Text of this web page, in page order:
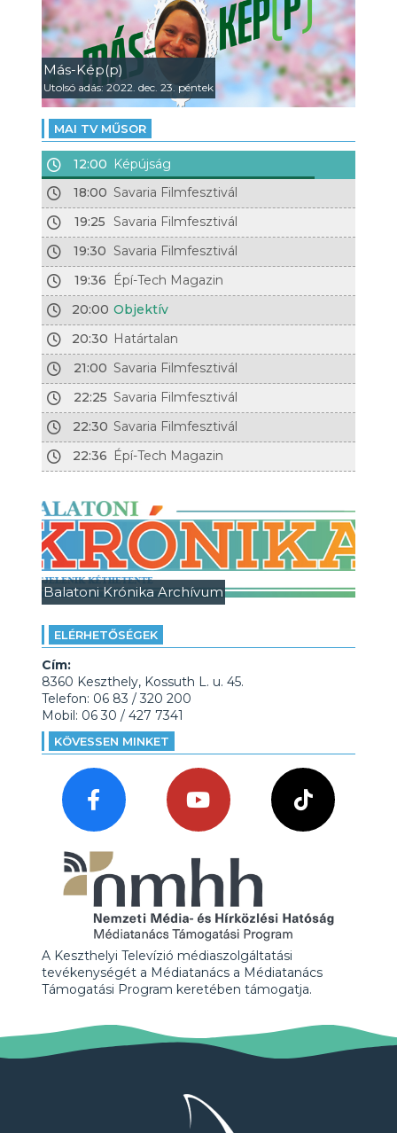
Más-Kép(p)
Utolsó adás: 2022. dec. 23. péntek
MAI TV MŰSOR
12:00 Képújság
18:00 Savaria Filmfesztivál
19:25 Savaria Filmfesztivál
19:30 Savaria Filmfesztivál
19:36
Épí-Tech Magazin
20:00 Objektív
20:30 Határtalan
21:00 Savaria Filmfesztivál
22:25 Savaria Filmfesztivál
22:30 Savaria Filmfesztivál
22:36 Épí-Tech Magazin
Balatoni Krónika Archívum
ELÉRHETŐSÉGEK
Cím:
8360 Keszthely, Kossuth L. u. 45.
Telefon: 06 83 / 320 200
Mobil: 06 30 / 427 7341
KÖVESSEN MINKET
A Keszthelyi Televízió médiaszolgáltatási
tevékenységét a Médiatanács a Médiatanács
Támogatási Program keretében támogatja.